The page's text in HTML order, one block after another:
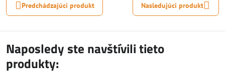
Predchádzajúci produkt Nasledujúci produkt
Naposledy ste navštívili tieto
produkty: